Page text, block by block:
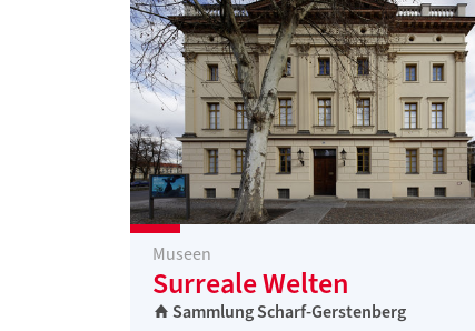
Museen
Surreale Welten
Sammlung Scharf-Gerstenberg